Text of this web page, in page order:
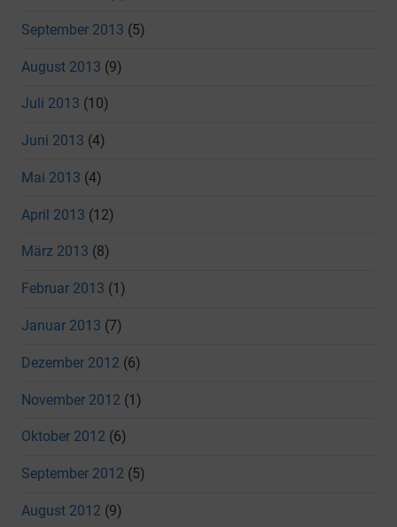
September 2013 (5)
August 2013 (9)
Juli 2013 (10)
Juni 2013 (4)
Mai 2013 (4)
April 2013 (12)
März 2013 (8)
Februar 2013 (1)
Januar 2013 (7)
Dezember 2012 (6)
November 2012 (1)
Oktober 2012 (6)
September 2012 (5)
August 2012 (9)